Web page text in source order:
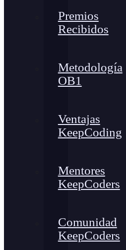
Premios
Recibidos
Metodología
OB1
Ventajas
KeepCoding
Mentores
KeepCoders
Comunidad
KeepCoders